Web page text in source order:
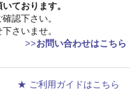
ております。
認下さい。
さいませ。
>>お問い合わせはこちら
★ ご利用ガイドはこちら